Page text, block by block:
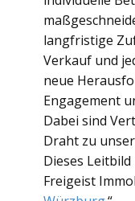
langfristige
Verkauf und
neue
Engagement
Dabei sind
Draht zu
Dieses
Freigeist